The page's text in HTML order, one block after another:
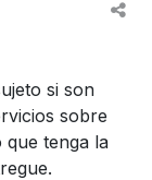
si son
sobre
que tenga la